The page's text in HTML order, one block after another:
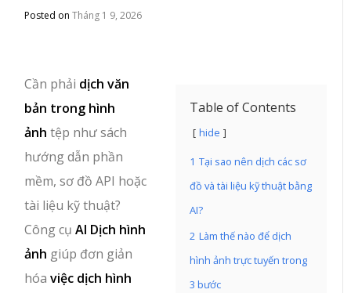
Posted onTháng 1 9, 2026
Table of Contents
hide
1 Tại sao nên dịch các sơ
đồ và tài liệu kỹ thuật bằng
AI?
2 Làm thế nào để dịch
hình ảnh trực tuyến trong
3 bước
Cần phải dịch văn
bản trong hình
ảnh tệp như sách
hướng dẫn phần
mềm, sơ đồ API hoặc
tài liệu kỹ thuật?
Công cụAI Dịch hình
ảnh giúp đơn giản
hóaviệc dịch hình